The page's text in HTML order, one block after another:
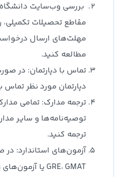
بررسی وب‌سایت
مقاطع تحصیلات
مهلت‌های ارسال
مطالعه کنید.
تماس با دپارتمان: در
دپارتمان مورد نظر تماس
ترجمه مدارک: تمامی
توصیه‌نامه‌ها و سایر
ترجمه کنید.
آزمون‌های استاندارد: در
GRE، GMAT یا آزمون‌های زبان انگلیسی مانند